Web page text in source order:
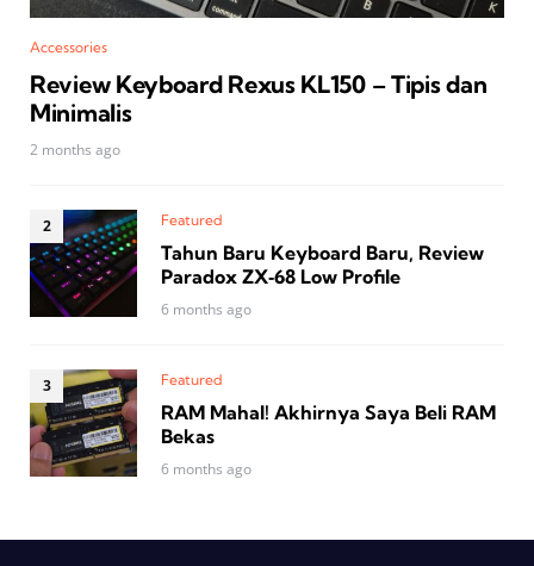
Accessories
Review Keyboard Rexus KL150 – Tipis dan
Minimalis
2 months ago
Featured
Tahun Baru Keyboard Baru, Review
Paradox ZX‑68 Low Profile
6 months ago
Featured
RAM Mahal! Akhirnya Saya Beli RAM
Bekas
6 months ago